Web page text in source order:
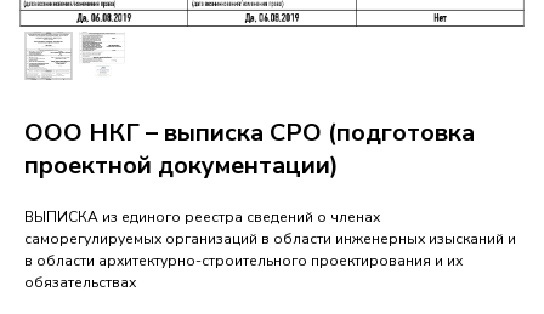
ООО НКГ – выписка СРО (подготовка
проектной документации)
ВЫПИСКА из единого реестра сведений о членах
саморегулируемых организаций в области инженерных изысканий и
в области архитектурно-строительного проектирования и их
обязательствах